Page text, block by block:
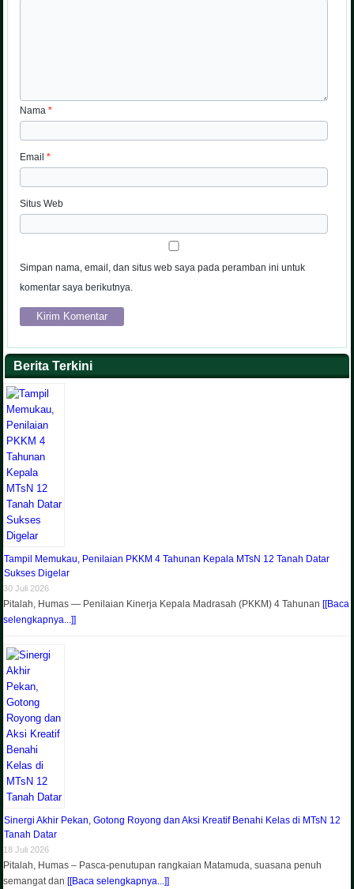
Nama*
Email*
Situs Web
Simpan nama, email, dan situs web saya pada peramban ini untuk
komentar saya berikutnya.
Berita Terkini
Tampil Memukau, Penilaian PKKM 4 Tahunan Kepala MTsN 12 Tanah Datar
Sukses Digelar
30 Juli 2026
Pitalah, Humas — Penilaian Kinerja Kepala Madrasah (PKKM) 4 Tahunan[[Baca
selengkapnya...]]
Sinergi Akhir Pekan, Gotong Royong dan Aksi Kreatif Benahi Kelas di MTsN 12
Tanah Datar
18 Juli 2026
Pitalah, Humas – Pasca-penutupan rangkaian Matamuda, suasana penuh
semangat dan[[Baca selengkapnya...]]